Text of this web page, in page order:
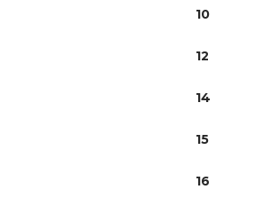
10
12
14
15
16